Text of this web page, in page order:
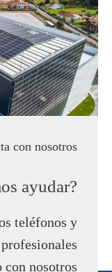
con nosotros
ayudar?
teléfonos y
con nosotros